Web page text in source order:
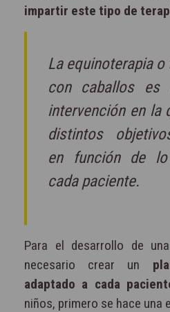
impartir este tipo de
La equinoterapia
con caballos es
intervención en la
distintos
en función de
cada paciente.
Para el desarrollo de
necesario crear un
adaptado a cada
niños, primero se hace una